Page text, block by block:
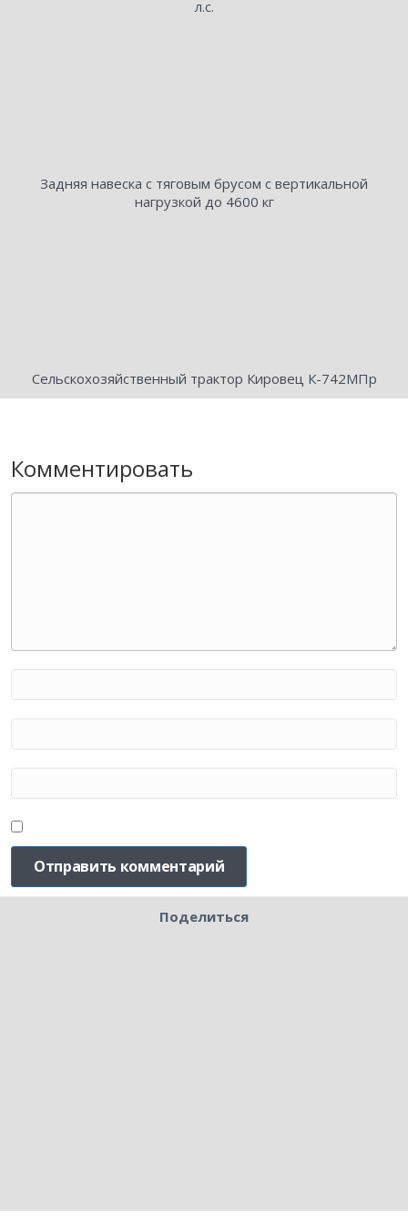
л.с.
Задняя навеска с тяговым брусом с вертикальной
нагрузкой до 4600 кг
Сельскохозяйственный трактор Кировец К-742МПр
Комментировать
Поделиться